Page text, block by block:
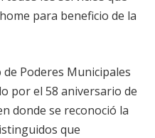
para beneficio de la
Poderes Municipales
por el 58 aniversario de
donde se reconoció la
que